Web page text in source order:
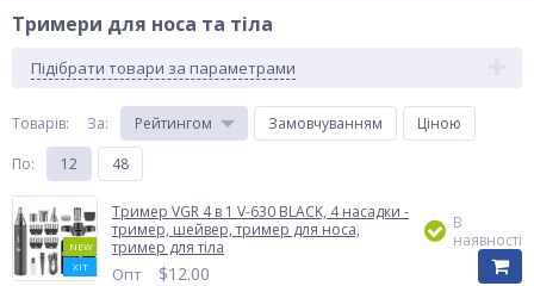
Тримери для носа та тіла
Підібрати товари за параметрами
Товарів: За: Рейтингом Замовчуванням
Ціною
По: 12 48
NEW
ХІТ
Тример VGR 4 в 1 V-630 BLACK, 4 насадки -
тример, шейвер, тример для носа,
тример для тіла
Опт $12.00
В
наявності